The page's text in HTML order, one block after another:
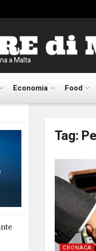
a Malta
Economia Food
Tag:
CRONACA